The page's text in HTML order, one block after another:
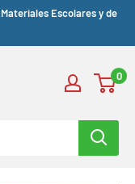
Escolares y de
0